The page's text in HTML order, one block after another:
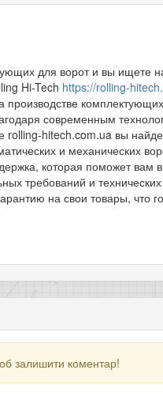
для ворот и вы ищете
Hi-Tech https://rolling-
производстве
современным
rolling-hitech.com.ua вы
и механических
которая поможет
требований и
на свои товары, что
залишити коментар!